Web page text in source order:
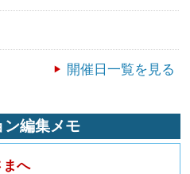
開催日一覧を見る
編集メモ
まへ